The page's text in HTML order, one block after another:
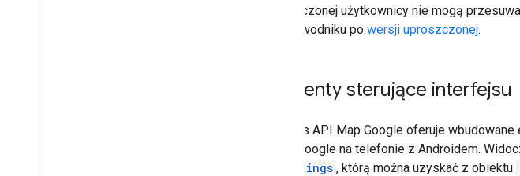
uproszczonej użytkownicy nie mogą
w przewodniku po wersji uproszczonej.
Elementy sterujące interfejsu
Interfejs API Map Google oferuje
Mapy Google na telefonie z Androidem.
UiSettings , którą można uzyskać z obiektu